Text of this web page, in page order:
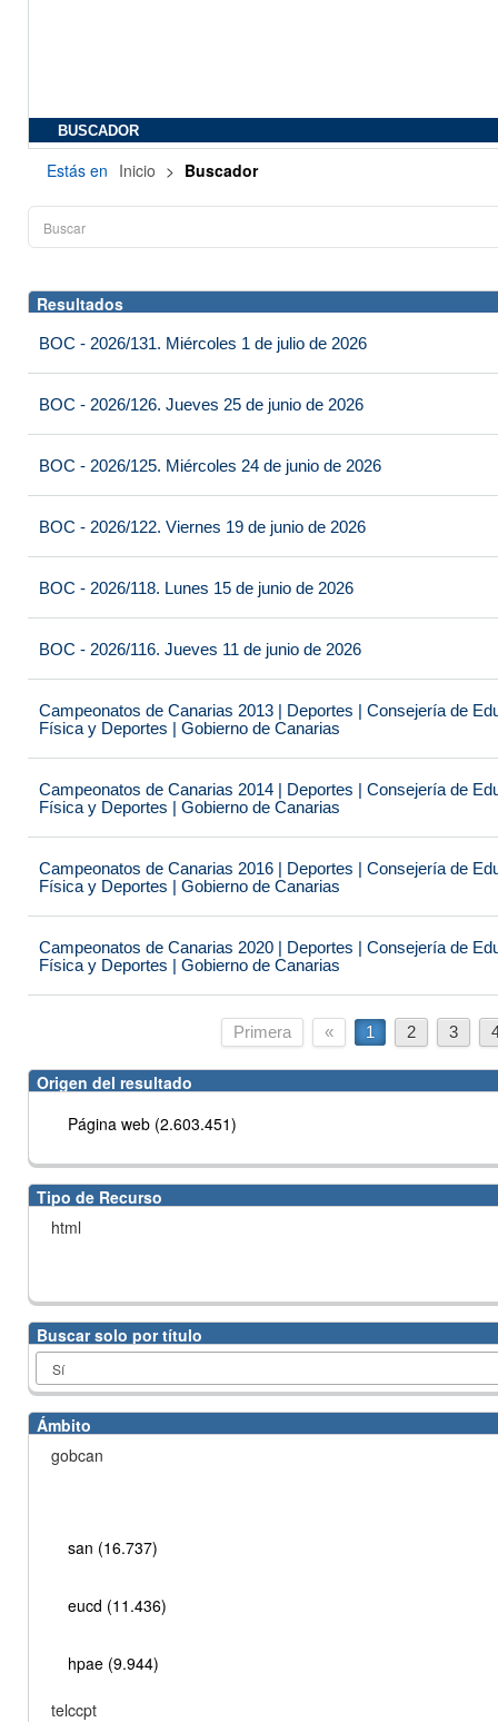
BUSCADOR
Estás en Inicio > Buscador
Resultados
BOC - 2026/131. Miércoles 1 de julio de 2026
BOC - 2026/126. Jueves 25 de junio de 2026
BOC - 2026/125. Miércoles 24 de junio de 2026
BOC - 2026/122. Viernes 19 de junio de 2026
BOC - 2026/118. Lunes 15 de junio de 2026
BOC - 2026/116. Jueves 11 de junio de 2026
Campeonatos de Canarias 2013 | Deportes | Consejería de
Física y Deportes | Gobierno de Canarias
Campeonatos de Canarias 2014 | Deportes | Consejería de
Física y Deportes | Gobierno de Canarias
Campeonatos de Canarias 2016 | Deportes | Consejería de
Física y Deportes | Gobierno de Canarias
Campeonatos de Canarias 2020 | Deportes | Consejería de
Física y Deportes | Gobierno de Canarias
Primera « 1 2 3
Origen del resultado
Página web (2.603.451)
Tipo de Recurso
html
Buscar solo por título
Ámbito
gobcan
san (16.737)
eucd (11.436)
hpae (9.944)
telccpt